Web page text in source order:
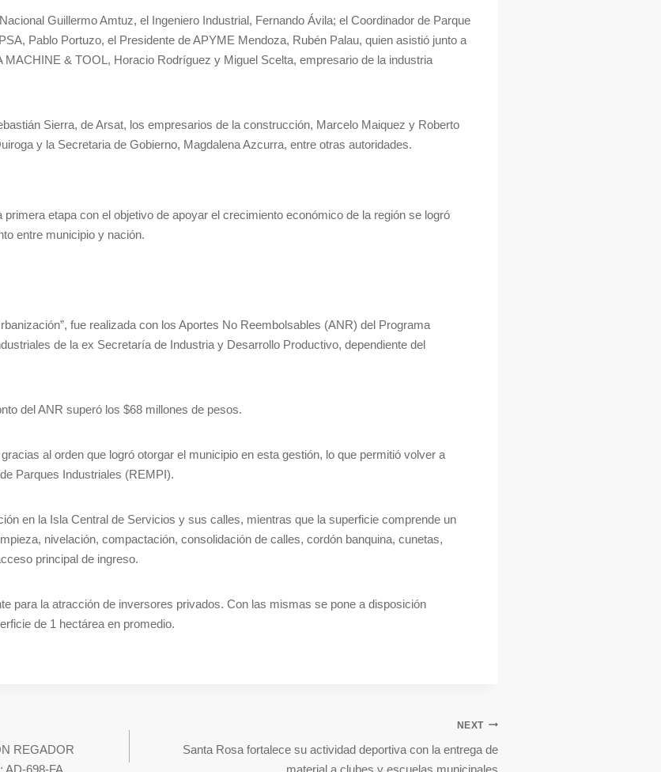
Guillermo Amtuz, el Ingeniero Industrial, Fernando Ávila; el Coordinador de Parque
Pablo Portuzo, el Presidente de APYME Mendoza, Rubén Palau, quien asistió junto a
MACHINE & TOOL, Horacio Rodríguez y Miguel Scelta, empresario de la industria
Sierra, de Arsat, los empresarios de la construcción, Marcelo Maiquez y Roberto
y la Secretaria de Gobierno, Magdalena Azcurra, entre otras autoridades.
etapa con el objetivo de apoyar el crecimiento económico de la región se logró
entre municipio y nación.
fue realizada con los Aportes No Reembolsables (ANR) del Programa
de la ex Secretaría de Industria y Desarrollo Productivo, dependiente del
del ANR superó los $68 millones de pesos.
al orden que logró otorgar el municipio en esta gestión, lo que permitió volver a
Parques Industriales (REMPI).
en la Isla Central de Servicios y sus calles, mientras que la superficie comprende un
nivelación, compactación, consolidación de calles, cordón banquina, cunetas,
principal de ingreso.
para la atracción de inversores privados. Con las mismas se pone a disposición
de 1 hectárea en promedio.
REGADOR
NEXT
Santa Rosa fortalece su actividad deportiva con la entrega de